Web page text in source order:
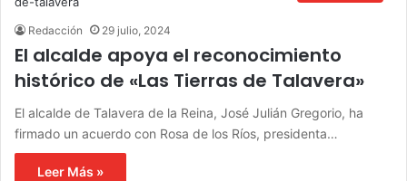
Redacción 29 julio, 2024
El alcalde apoya el reconocimiento
histórico de «Las Tierras de Talavera»
El alcalde de Talavera de la Reina, José Julián Gregorio, ha
firmado un acuerdo con Rosa de los Ríos, presidenta…
Leer Más »